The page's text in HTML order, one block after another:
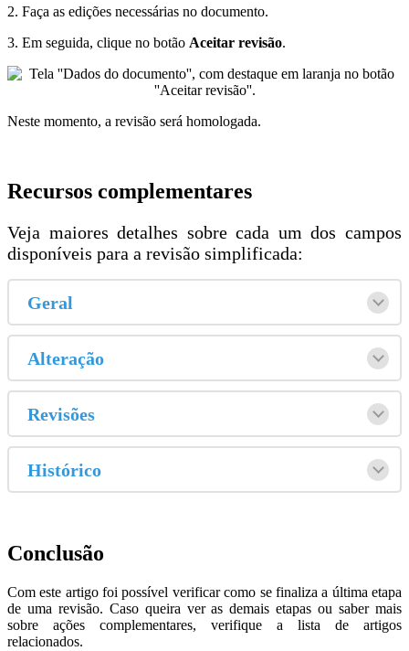
2. Faça as edições necessárias no documento.
3. Em seguida, clique no botão Aceitar revisão.
Neste momento, a revisão será homologada.
Recursos complementares
Veja maiores detalhes sobre cada um dos campos
disponíveis para a revisão simplificada:
Geral
Alteração
Revisões
Histórico
Conclusão
Com este artigo foi possível verificar como se finaliza a última etapa
de uma revisão. Caso queira ver as demais etapas ou saber mais
sobre ações complementares, verifique a lista de artigos
relacionados.